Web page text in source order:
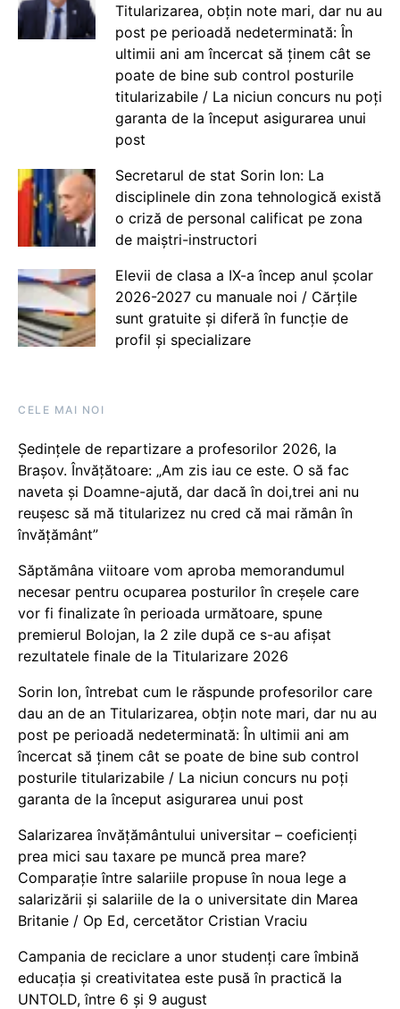
Titularizarea, obțin note mari, dar nu au
post pe perioadă nedeterminată: În
ultimii ani am încercat să ținem cât se
poate de bine sub control posturile
titularizabile / La niciun concurs nu poți
garanta de la început asigurarea unui
post
Secretarul de stat Sorin Ion: La
disciplinele din zona tehnologică există
o criză de personal calificat pe zona
de maiștri-instructori
Elevii de clasa a IX-a încep anul școlar
2026-2027 cu manuale noi / Cărțile
sunt gratuite și diferă în funcție de
profil și specializare
CELE MAI NOI
Ședințele de repartizare a profesorilor 2026, la
Brașov. Învățătoare: „Am zis iau ce este. O să fac
naveta și Doamne-ajută, dar dacă în doi,trei ani nu
reușesc să mă titularizez nu cred că mai rămân în
învățământ”
Săptămâna viitoare vom aproba memorandumul
necesar pentru ocuparea posturilor în creșele care
vor fi finalizate în perioada următoare, spune
premierul Bolojan, la 2 zile după ce s-au afișat
rezultatele finale de la Titularizare 2026
Sorin Ion, întrebat cum le răspunde profesorilor care
dau an de an Titularizarea, obțin note mari, dar nu au
post pe perioadă nedeterminată: În ultimii ani am
încercat să ținem cât se poate de bine sub control
posturile titularizabile / La niciun concurs nu poți
garanta de la început asigurarea unui post
Salarizarea învățământului universitar – coeficienți
prea mici sau taxare pe muncă prea mare?
Comparație între salariile propuse în noua lege a
salarizării și salariile de la o universitate din Marea
Britanie / Op Ed, cercetător Cristian Vraciu
Campania de reciclare a unor studenți care îmbină
educația și creativitatea este pusă în practică la
UNTOLD, între 6 și 9 august